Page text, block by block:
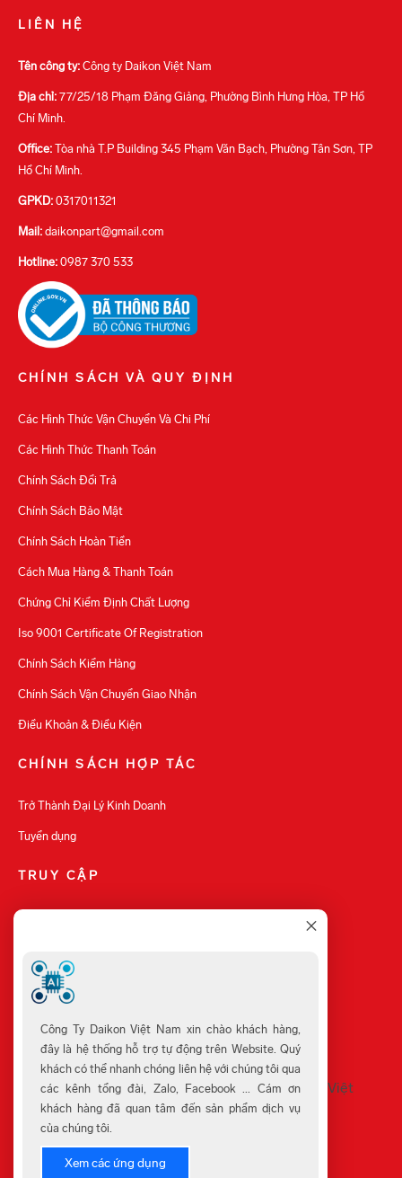
Công Ty Daikon Việt Nam xin chào khách hàng,
đây là hệ thống hỗ trợ tự động trên Website. Quý
khách có thể nhanh chóng liên hệ với chúng tôi qua
các kênh tổng đài, Zalo, Facebook ... Cám ơn
khách hàng đã quan tâm đến sản phẩm dịch vụ
của chúng tôi.
Xem các ứng dụng
LIÊN HỆ
Tên công ty: Công ty Daikon Việt Nam
Địa chỉ: 77/25/18 Phạm Đăng Giảng, Phường Bình Hưng Hòa, TP Hồ
Chí Minh.
Office: Tòa nhà T.P Building 345 Phạm Văn Bạch, Phường Tân Sơn, TP
Hồ Chí Minh.
GPKD: 0317011321
Mail: daikonpart@gmail.com
Hotline: 0987 370 533
CHÍNH SÁCH VÀ QUY ĐỊNH
Các Hình Thức Vận Chuyển Và Chi Phí
Các Hình Thức Thanh Toán
Chính Sách Đổi Trả
Chính Sách Bảo Mật
Chính Sách Hoàn Tiền
Cách Mua Hàng & Thanh Toán
Chứng Chỉ Kiểm Định Chất Lượng
Iso 9001 Certificate Of Registration
Chính Sách Kiểm Hàng
Chính Sách Vận Chuyển Giao Nhận
Điều Khoản & Điều Kiện
CHÍNH SÁCH HỢP TÁC
Trở Thành Đại Lý Kinh Doanh
Tuyển dụng
TRUY CẬP
Sản Phẩm Khuyến Mãi